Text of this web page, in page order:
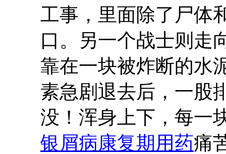
工事，里面除了尸体
口。另一个战士则走
靠在一块被炸断的水
素急剧退去后，一股
没！浑身上下，每一
银屑病康复期用药痛